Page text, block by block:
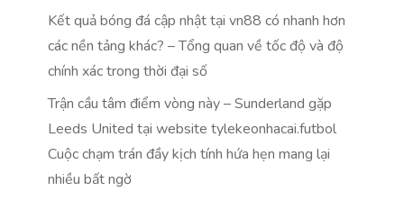
Kết quả bóng đá cập nhật tại vn88 có nhanh hơn
các nền tảng khác? – Tổng quan về tốc độ và độ
chính xác trong thời đại số
Trận cầu tâm điểm vòng này – Sunderland gặp
Leeds United tại website tylekeonhacai.futbol
Cuộc chạm trán đầy kịch tính hứa hẹn mang lại
nhiều bất ngờ